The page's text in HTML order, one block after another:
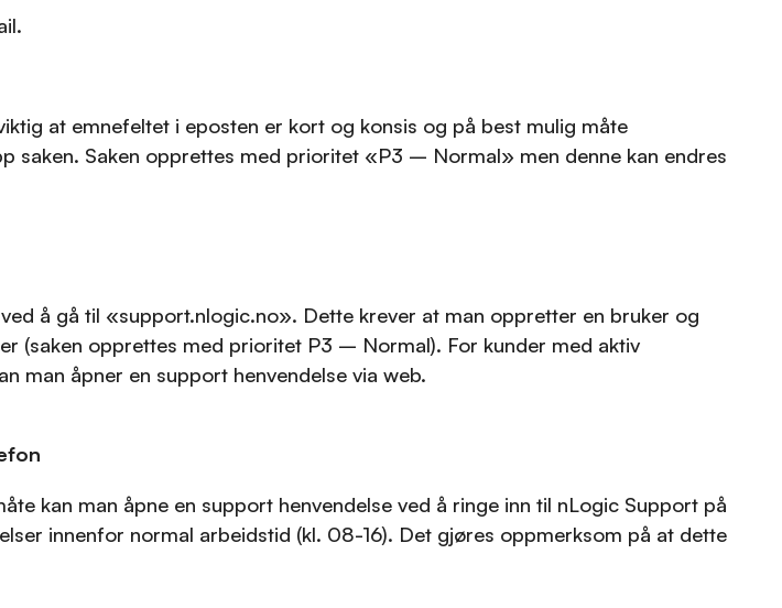
at emnefeltet i eposten er kort og konsis og på best mulig måte
saken. Saken opprettes med prioritet «P3 – Normal» men denne kan endres
å gå til «support.nlogic.no». Dette krever at man oppretter en bruker og
(saken opprettes med prioritet P3 – Normal). For kunder med aktiv
man åpner en support henvendelse via web.
kan man åpne en support henvendelse ved å ringe inn til nLogic Support på
innenfor normal arbeidstid (kl. 08-16). Det gjøres oppmerksom på at dette